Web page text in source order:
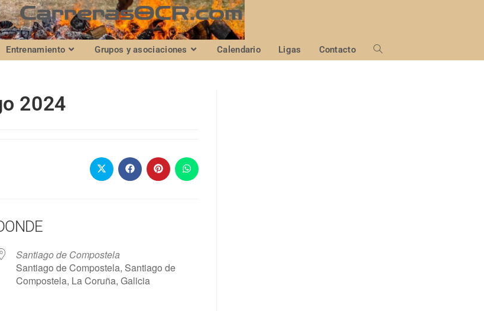
Entrenamiento Grupos y asociaciones Calendario Ligas Contacto
2024
Santiago de Compostela
Santiago de Compostela, Santiago de
Compostela, La Coruña, Galicia